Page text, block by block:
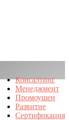
Консалтинг
Менеджмент
Промоушен
Развитие
Сертификация